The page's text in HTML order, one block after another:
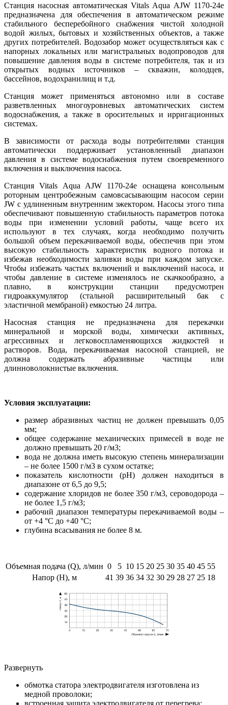
Станция насосная автоматическая Vitals Aqua AJW 1170-24e
предназначена для обеспечения в автоматическом режиме
стабильного бесперебойного снабжения чистой холодной
водой жилых, бытовых и хозяйственных объектов, а также
других потребителей. Водозабор может осуществляться как с
напорных локальных или магистральных водопроводов для
повышение давления воды в системе потребителя, так и из
открытых водных источников – скважин, колодцев,
бассейнов, водохранилищ и т.д.
Станция может применяться автономно или в составе
разветвленных многоуровневых автоматических систем
водоснабжения, а также в оросительных и ирригационных
системах.
В зависимости от расхода воды потребителями станция
автоматически поддерживает установленный диапазон
давления в системе водоснабжения путем своевременного
включения и выключения насоса.
Станция Vitals Aqua AJW 1170-24e оснащена консольным
роторным центробежным самовсасывающим насосом серии
JW с удлиненным внутренним эжектором. Насосы этого типа
обеспечивают повышенную стабильность параметров потока
воды при изменении условий работы, чаще всего их
используют в тех случаях, когда необходимо получить
большой объем перекачиваемой воды, обеспечив при этом
высокую стабильность характеристик водного потока и
избежав необходимости заливки воды при каждом запуске.
Чтобы избежать частых включений и выключений насоса, и
чтобы давление в системе изменялось не скачкообразно, а
плавно, в конструкции станции предусмотрен
гидроаккумулятор (стальной расширительный бак с
эластичной мембраной) емкостью 24 литра.
Насосная станция не предназначена для перекачки
минеральной и морской воды, химически активных,
агрессивных и легковоспламеняющихся жидкостей и
растворов. Вода, перекачиваемая насосной станцией, не
должна содержать абразивные частицы или
длинноволокнистые включения.
Условия эксплуатации:
размер абразивных частиц не должен превышать 0,05
мм;
общее содержание механических примесей в воде не
должно превышать 20 г/м3;
вода не должна иметь высокую степень минерализации
– не более 1500 г/м3 в сухом остатке;
показатель кислотности (рН) должен находиться в
диапазоне от 6,5 до 9,5;
содержание хлоридов не более 350 г/м3, сероводорода –
не более 1,5 г/м3;
рабочий диапазон температуры перекачиваемой воды –
от +4 °С до +40 °С;
глубина всасывания не более 8 м.
Объемная подача (Q), л/мин 0 5 10 15 20 25 30 35 40 45 55
Напор (Н), м
41 39 36 34 32 30 29 28 27 25 18
Развернуть
обмотка статора электродвигателя изготовлена из
медной проволоки;